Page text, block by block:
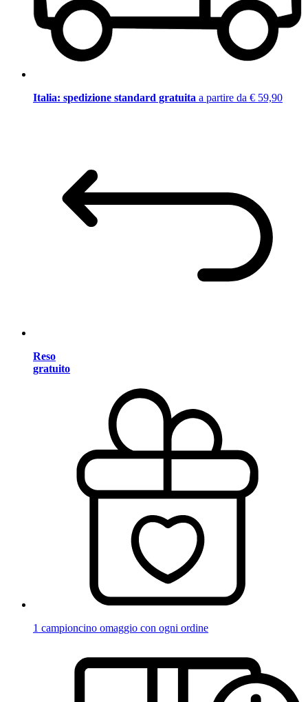
Italia: spedizione standard gratuita a partire da € 59,90
Reso
gratuito
1 campioncino omaggio con ogni ordine